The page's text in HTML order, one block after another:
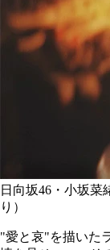
日向坂46・小坂菜
り）
"愛と哀"を描いた